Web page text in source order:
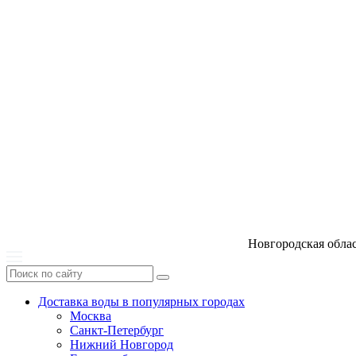
Новгородская
Доставка воды в популярных городах
Москва
Санкт-Петербург
Нижний Новгород